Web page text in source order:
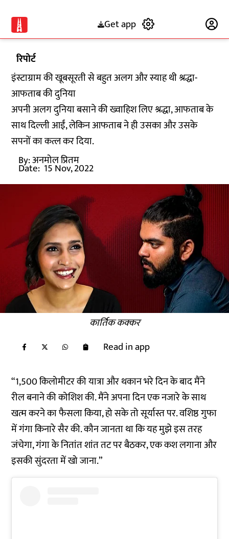
Get app
रिपोर्ट
इंस्टाग्राम की खूबसूरती से बहुत अलग और स्याह थी श्रद्धा-
आफताब की दुनिया
अपनी अलग दुनिया बसाने की ख्वाहिश लिए श्रद्धा, आफताब के
साथ दिल्ली आईं, लेकिन आफताब ने ही उसका और उसके
सपनों का कत्ल कर दिया.
By:अनमोल प्रितम
Date: 15 Nov, 2022
कार्तिक कक्कर
Read in app
“1,500 किलोमीटर की यात्रा और थकान भरे दिन के बाद मैंने
रील बनाने की कोशिश की. मैंने अपना दिन एक नजारे के साथ
खत्म करने का फैसला किया, हो सके तो सूर्यास्त पर. वशिष्ठ गुफा
में गंगा किनारे सैर की. कौन जानता था कि यह मुझे इस तरह
जंचेगा, गंगा के नितांत शांत तट पर बैठकर, एक कश लगाना और
इसकी सुंदरता में खो जाना.”